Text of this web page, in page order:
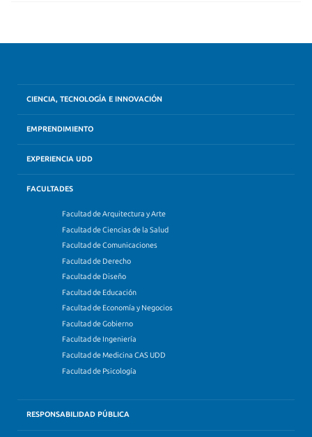
CIENCIA, TECNOLOGÍA E INNOVACIÓN
EMPRENDIMIENTO
EXPERIENCIA UDD
FACULTADES
Facultad de Arquitectura y Arte
Facultad de Ciencias de la Salud
Facultad de Comunicaciones
Facultad de Derecho
Facultad de Diseño
Facultad de Educación
Facultad de Economía y Negocios
Facultad de Gobierno
Facultad de Ingeniería
Facultad de Medicina CAS UDD
Facultad de Psicología
RESPONSABILIDAD PÚBLICA